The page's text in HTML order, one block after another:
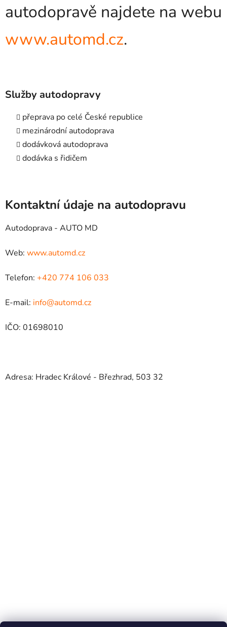
autodopravě najdete na webu
www.automd.cz.
Služby autodopravy
přeprava po celé České republice
mezinárodní autodoprava
dodávková autodoprava
dodávka s řidičem
Kontaktní údaje na autodopravu
Autodoprava - AUTO MD
Web: www.automd.cz
Telefon: +420 774 106 033
E-mail: info@automd.cz
IČO: 01698010
Adresa: Hradec Králové - Březhrad, 503 32